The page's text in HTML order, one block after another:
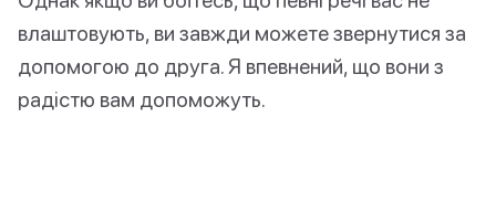
влаштовують, ви завжди можете звернутися за
допомогою до друга. Я впевнений, що вони з
радістю вам допоможуть.